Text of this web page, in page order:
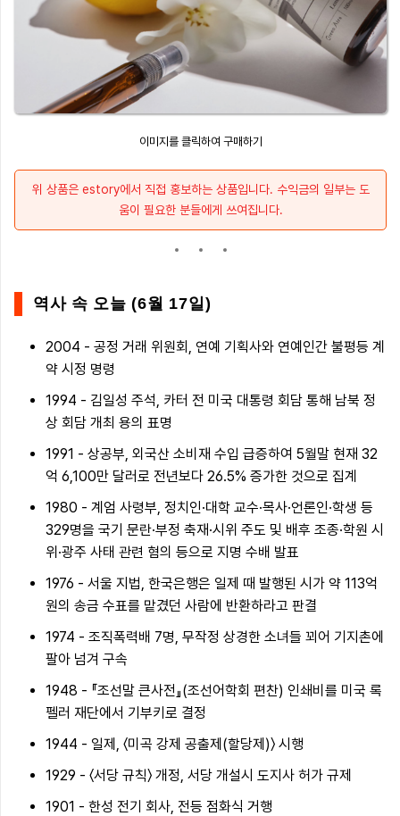
이미지를 클릭하여 구매하기
위 상품은 estory에서 직접 홍보하는 상품입니다. 수익금의 일부는 도
움이 필요한 분들에게 쓰여집니다.
역사 속 오늘 (6월 17일)
2004 - 공정 거래 위원회, 연예 기획사와 연예인간 불평등 계
약 시정 명령
1994 - 김일성 주석, 카터 전 미국 대통령 회담 통해 남북 정
상 회담 개최 용의 표명
1991 - 상공부, 외국산 소비재 수입 급증하여 5월말 현재 32
억 6,100만 달러로 전년보다 26.5% 증가한 것으로 집계
1980 - 계엄 사령부, 정치인·대학 교수·목사·언론인·학생 등
329명을 국기 문란·부정 축재·시위 주도 및 배후 조종·학원 시
위·광주 사태 관련 혐의 등으로 지명 수배 발표
1976 - 서울 지법, 한국은행은 일제 때 발행된 시가 약 113억
원의 송금 수표를 맡겼던 사람에 반환하라고 판결
1974 - 조직폭력배 7명, 무작정 상경한 소녀들 꾀어 기지촌에
팔아 넘겨 구속
1948 - 『조선말 큰사전』(조선어학회 편찬) 인쇄비를 미국 록
펠러 재단에서 기부키로 결정
1944 - 일제, 〈미곡 강제 공출제(할당제)〉 시행
1929 - 〈서당 규칙〉 개정, 서당 개설시 도지사 허가 규제
1901 - 한성 전기 회사, 전등 점화식 거행